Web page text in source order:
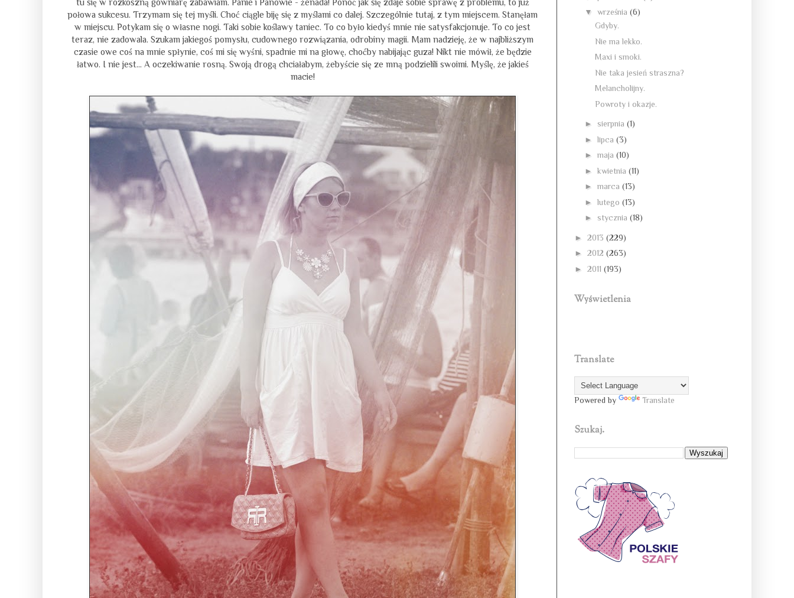
połowa sukcesu. Trzymam się tej myśli. Choć ciągle biję się z myślami co dalej. Szczególnie tutaj, z tym miejscem. Stanęłam
w miejscu. Potykam się o własne nogi. Taki sobie koślawy taniec. To co było kiedyś mnie nie satysfakcjonuje. To co jest
teraz, nie zadowala. Szukam jakiegoś pomysłu, cudownego rozwiązania, odrobiny magii. Mam nadzieję, że w najbliższym
czasie owe coś na mnie spłynie, coś mi się wyśni, spadnie mi na głowę, choćby nabijając guza! Nikt nie mówił, że będzie
łatwo. I nie jest… A oczekiwanie rosną. Swoją drogą chciałabym, żebyście się ze mną podzielili swoimi. Myślę, że jakieś
macie!
▼ września (6)
Gdyby.
Nie ma lekko.
Maxi i smoki.
Nie taka jesień straszna?
Melancholijny.
Powroty i okazje.
► sierpnia (1)
► lipca (3)
► maja (10)
► kwietnia (11)
► marca (13)
► lutego (13)
► stycznia (18)
► 2013 (229)
► 2012 (263)
► 2011 (193)
Wyświetlenia
Translate
Powered by Translate
Szukaj.